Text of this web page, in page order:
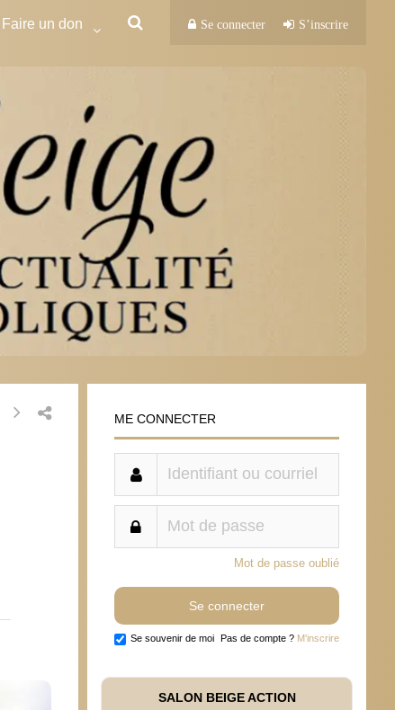
Faire un don Se connecter S’inscrire
ME CONNECTER
Mot de passe oublié
Se souvenir de moi Pas de compte ? M'inscrire
SALON BEIGE ACTION